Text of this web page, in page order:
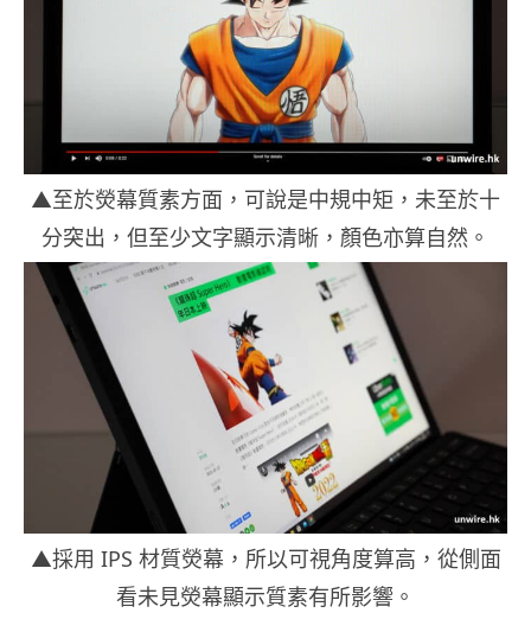
▲至於熒幕質素方面，可說是中規中矩，未至於十
分突出，但至少文字顯示清晰，顏色亦算自然。
▲採用 IPS 材質熒幕，所以可視角度算高，從側面
看未見熒幕顯示質素有所影響。